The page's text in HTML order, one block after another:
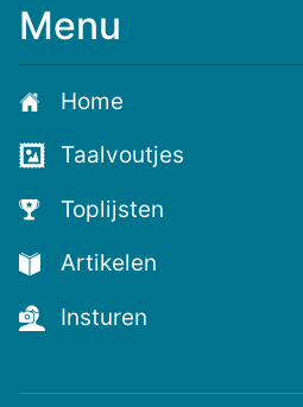
Menu
Home
Taalvoutjes
Toplijsten
Artikelen
Insturen